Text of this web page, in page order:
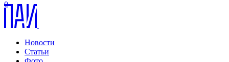
Новости
Статьи
0